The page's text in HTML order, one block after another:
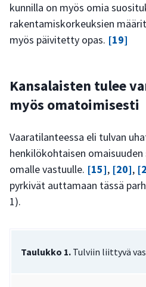
kunnilla on myös omia
rakentamiskorkeuksien
myös päivitetty opas. [19]
Kansalaisten tulee
myös omatoimisesti
Vaaratilanteessa eli tulvan
henkilökohtaisen
omalle vastuulle. [15], [20],
pyrkivät auttamaan tässä
1).
Taulukko 1. Tulviin liittyvä